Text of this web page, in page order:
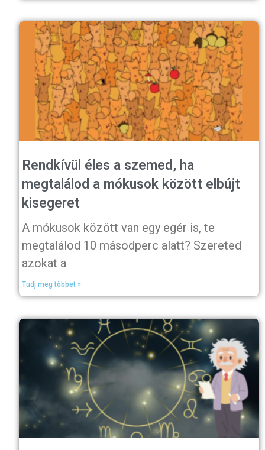
Rendkívül éles a szemed, ha
megtalálod a mókusok között elbújt
kisegeret
A mókusok között van egy egér is, te
megtalálod 10 másodperc alatt? Szereted
azokat a
Tudj meg többet »